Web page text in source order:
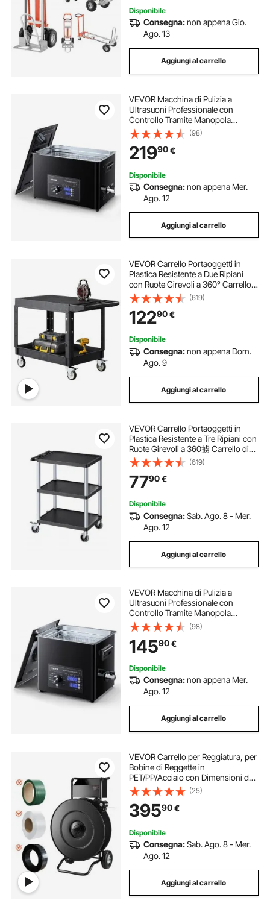
Disponibile
Consegna:non appena Gio.
Ago. 13
Aggiungi al carrello
VEVOR Macchina di Pulizia a
Ultrasuoni Professionale con
Controllo Tramite Manopola
Rotante, Capacita di 30 L con
Cestello e Sfera di Pulizia, Pulitore a
Ultrasuoni per Orologi, Rasoi,
Gioielli
(98)
21990€
Disponibile
Consegna:non appena Mer.
Ago. 12
Aggiungi al carrello
VEVOR Carrello Portaoggetti in
Plastica Resistente a Due Ripiani
con Ruote Girevoli a 360° Carrello
di Servizio da 940 x 645 mm
Capacità di Carico di 250 kg Adatto
per Magazzino, Garage, Pulizia
(619)
12290€
Disponibile
Consegna:non appena Dom.
Ago. 9
Aggiungi al carrello
VEVOR Carrello Portaoggetti in
Plastica Resistente a Tre Ripiani con
Ruote Girevoli a 360掳 Carrello di
Servizio da 700 x 460 mm Capacit
脿 di Carico di 136 kg Adatto per
Magazzino, Garage, Pulizia
(619)
7790€
Disponibile
Consegna:Sab. Ago. 8 - Mer.
Ago. 12
Aggiungi al carrello
VEVOR Macchina di Pulizia a
Ultrasuoni Professionale con
Controllo Tramite Manopola
Rotante, Capacita di 10 L con
Cestello e Sfera di Pulizia, Pulitore a
Ultrasuoni per Orologi, Rasoi,
Gioielli
(98)
14590€
Disponibile
Consegna:non appena Mer.
Ago. 12
Aggiungi al carrello
VEVOR Carrello per Reggiatura, per
Bobine di Reggette in
PET/PP/Acciaio con Dimensioni del
Nucleo di 20,3/40,6 cm,
Distributore di Reggette Dotato di
Freno a Tamburo, Vassoio Integrato
(25)
39590€
Disponibile
Consegna:Sab. Ago. 8 - Mer.
Ago. 12
Aggiungi al carrello